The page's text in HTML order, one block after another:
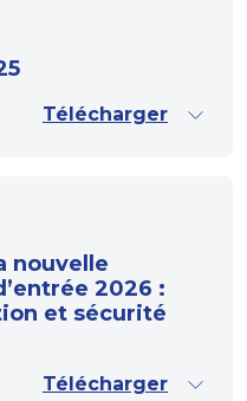
Télécharger
nouvelle
2026 :
et sécurité
Télécharger